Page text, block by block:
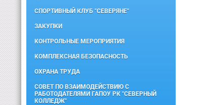
СПОРТИВНЫЙ КЛУБ "СЕВЕРЯНЕ"
ЗАКУПКИ
КОНТРОЛЬНЫЕ МЕРОПРИЯТИЯ
КОМПЛЕКСНАЯ БЕЗОПАСНОСТЬ
ОХРАНА ТРУДА
СОВЕТ ПО ВЗАИМОДЕЙСТВИЮ С
РАБОТОДАТЕЛЯМИ ГАПОУ РК "СЕВЕРНЫЙ
КОЛЛЕДЖ"